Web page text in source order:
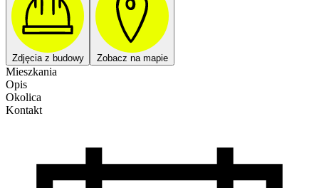
Zdjęcia z budowy Zobacz na mapie
Mieszkania
Opis
Okolica
Kontakt